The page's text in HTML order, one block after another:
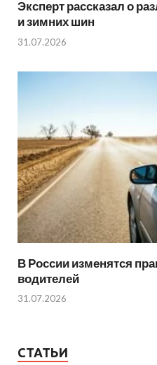
Эксперт рассказал о
и зимних шин
31.07.2026
В России изменятся
водителей
31.07.2026
СТАТЬИ